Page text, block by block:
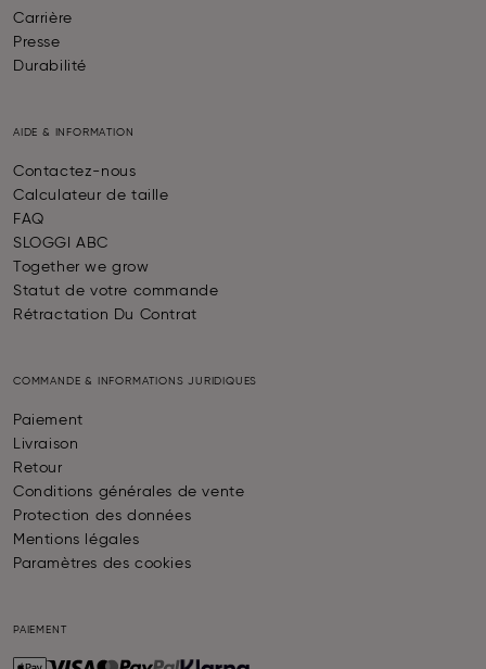
Carrière
Presse
Durabilité
AIDE & INFORMATION
Contactez-nous
Calculateur de taille
FAQ
SLOGGI ABC
Together we grow
Statut de votre commande
Rétractation Du Contrat
COMMANDE & INFORMATIONS JURIDIQUES
Paiement
Livraison
Retour
Conditions générales de vente
Protection des données
Mentions légales
Paramètres des cookies
PAIEMENT